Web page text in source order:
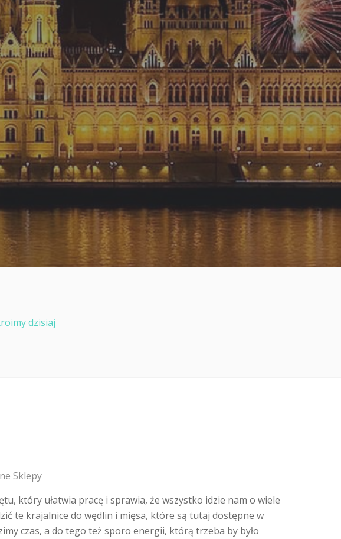
dzisiaj
Sklepy
który ułatwia pracę i sprawia, że wszystko idzie nam o wiele
te krajalnice do wędlin i mięsa, które są tutaj dostępne w
czas, a do tego też sporo energii, którą trzeba by było